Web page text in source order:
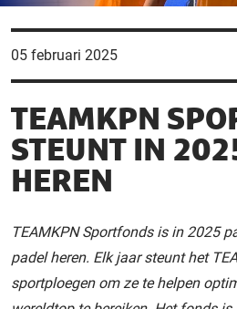
05 februari 2025
TEAMKPN
STEUNT IN
HEREN
TEAMKPN Sportfonds is in 2025
padel heren. Elk jaar steunt het
sportploegen om ze te helpen